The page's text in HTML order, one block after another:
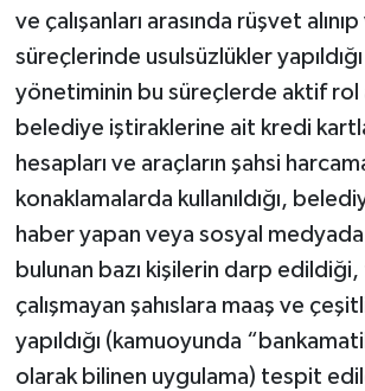
ve çalışanları arasında rüşvet
süreçlerinde usulsüzlükler
yönetiminin bu süreçlerde aktif rol
belediye iştiraklerine ait kredi
hesapları ve araçların şahsi
konaklamalarda kullanıldığı,
haber yapan veya sosyal medyada
bulunan bazı kişilerin darp edildiği,
çalışmayan şahıslara maaş ve
yapıldığı (kamuoyunda
olarak bilinen uygulama) tespit